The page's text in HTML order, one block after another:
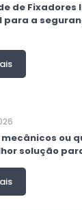
de Fixadores
para a
ou
solução